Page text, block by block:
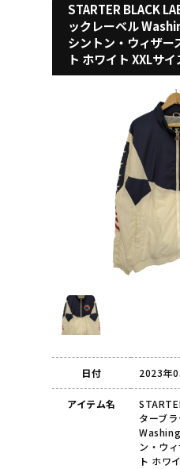
STARTER BLACK
ックレーベル
シントン・ウィザー
ト ホワイト XXLサ
日付 2023年
アイテム名
ターブ
ン・ウ
ト ホワ